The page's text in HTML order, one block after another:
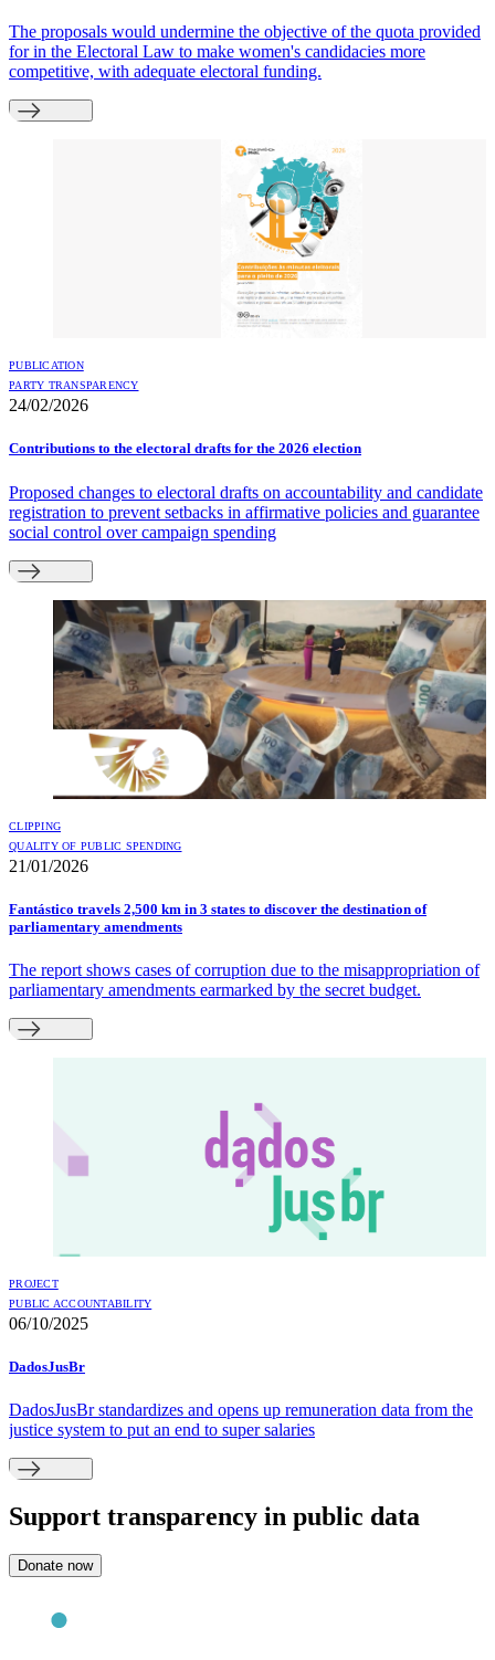
The proposals would undermine the objective of the quota provided
for in the Electoral Law to make women's candidacies more
competitive, with adequate electoral funding.
PUBLICATION
PARTY TRANSPARENCY
24/02/2026
Contributions to the electoral drafts for the 2026 election
Proposed changes to electoral drafts on accountability and candidate
registration to prevent setbacks in affirmative policies and guarantee
social control over campaign spending
CLIPPING
QUALITY OF PUBLIC SPENDING
21/01/2026
Fantástico travels 2,500 km in 3 states to discover the destination of
parliamentary amendments
The report shows cases of corruption due to the misappropriation of
parliamentary amendments earmarked by the secret budget.
PROJECT
PUBLIC ACCOUNTABILITY
06/10/2025
DadosJusBr
DadosJusBr standardizes and opens up remuneration data from the
justice system to put an end to super salaries
Support transparency in public data
Donate now